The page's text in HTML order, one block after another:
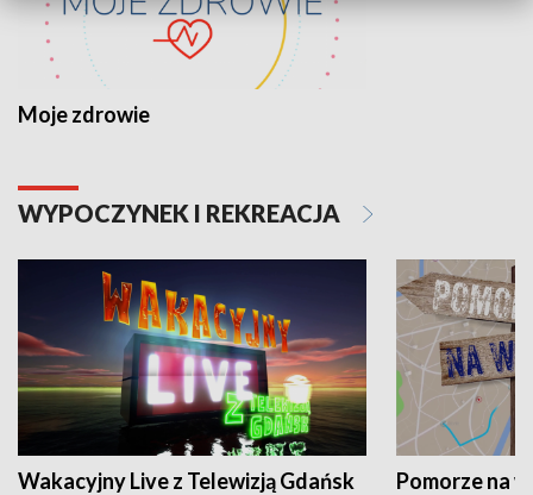
Moje zdrowie
WYPOCZYNEK I REKREACJA
Wakacyjny Live z Telewizją Gdańsk Pomorze na